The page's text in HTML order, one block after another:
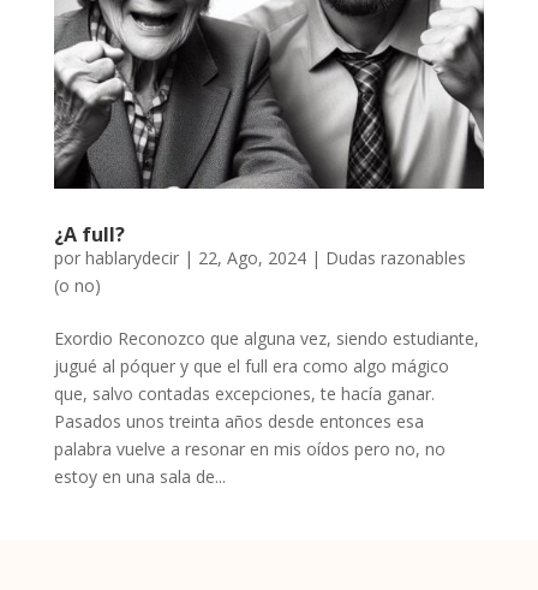
¿A full?
por hablarydecir| 22, Ago, 2024| Dudas razonables
(o no)
Exordio Reconozco que alguna vez, siendo estudiante,
jugué al póquer y que el full era como algo mágico
que, salvo contadas excepciones, te hacía ganar.
Pasados unos treinta años desde entonces esa
palabra vuelve a resonar en mis oídos pero no, no
estoy en una sala de...